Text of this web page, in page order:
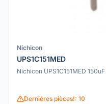
Nichicon
UPS1C151MED
Nichicon UPS1C151MED
Dernières pièces!: 10